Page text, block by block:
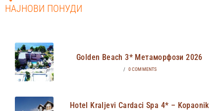
НАЈНОВИ ПОНУДИ
Golden Beach 3* Метаморфози 2026
/ 0 COMMENTS
Hotel Kraljevi Cardaci Spa 4* – Kopaonik